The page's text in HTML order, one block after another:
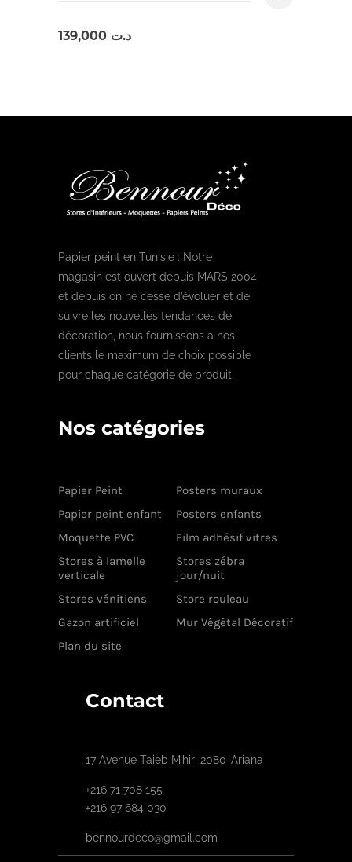
د.ت
Papier peint en Tunisie : Notre
magasin est ouvert depuis MARS 2004
et depuis on ne cesse d’évoluer et de
suivre les nouvelles tendances de
décoration, nous fournissons a nos
clients le maximum de choix possible
pour chaque catégorie de produit.
Nos catégories
Papier Peint
Posters muraux
Papier peint enfant
Posters enfants
Moquette PVC
Film adhésif vitres
Stores à lamelle
verticale
Stores zébra
jour/nuit
Stores vénitiens
Store rouleau
Gazon artificiel
Mur Végétal Décoratif
Plan du site
Contact
17 Avenue Taieb M’hiri 2080-Ariana
+216 71 708 155
+216 97 684 030
bennourdeco@gmail.com